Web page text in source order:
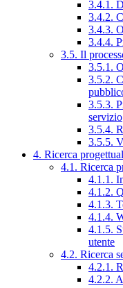
3.4.1.
3.4.2.
3.4.3.
3.4.4.
3.5. Il
3.5.1.
3.5.2.
3.5.3.
servizio
3.5.4.
3.5.5.
4. Ricerca
4.1. Ricerca
4.1.1.
4.1.2.
4.1.3.
4.1.4.
4.1.5.
utente
4.2. Ricerca
4.2.1.
4.2.2.